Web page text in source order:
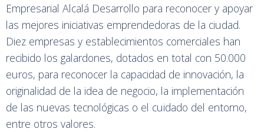
Empresarial Alcalá Desarrollo para reconocer y apoyar
las mejores iniciativas emprendedoras de la ciudad.
Diez empresas y establecimientos comerciales han
recibido los galardones, dotados en total con 50.000
euros, para reconocer la capacidad de innovación, la
originalidad de la idea de negocio, la implementación
de las nuevas tecnológicas o el cuidado del entorno,
entre otros valores.